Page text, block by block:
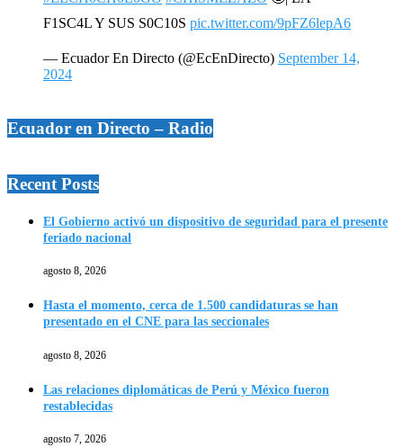
F1SC4L Y SUS S0C10S pic.twitter.com/9pFZ6lepA6
— Ecuador En Directo (@EcEnDirecto) September 14,
2024
Ecuador en Directo – Radio
Recent Posts
El Gobierno activó un dispositivo de seguridad para el presente
feriado nacional
agosto 8, 2026
Hasta el momento, cerca de 1.500 candidaturas se han
presentado en el CNE para las seccionales
agosto 8, 2026
Las relaciones diplomáticas de Perú y México fueron
restablecidas
agosto 7, 2026